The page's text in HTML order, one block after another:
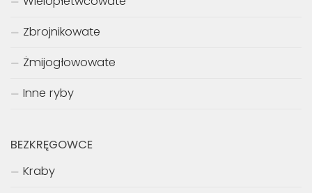
Zbrojnikowate
Żmijogłowowate
Inne ryby
BEZKRĘGOWCE
Kraby